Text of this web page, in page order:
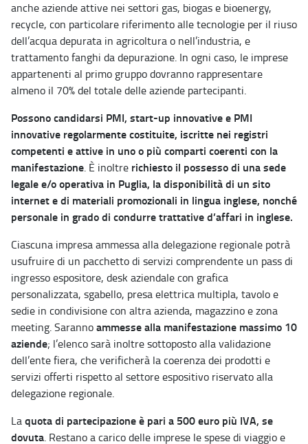
anche aziende attive nei settori gas, biogas e bioenergy,
recycle, con particolare riferimento alle tecnologie per il riuso
dell’acqua depurata in agricoltura o nell’industria, e
trattamento fanghi da depurazione. In ogni caso, le imprese
appartenenti al primo gruppo dovranno rappresentare
almeno il 70% del totale delle aziende partecipanti.
Possono candidarsi PMI, start-up innovative e PMI
innovative regolarmente costituite, iscritte nei registri
competenti e attive in uno o più comparti coerenti con la
manifestazione. È inoltre richiesto il possesso di una sede
legale e/o operativa in Puglia, la disponibilità di un sito
internet e di materiali promozionali in lingua inglese, nonché
personale in grado di condurre trattative d’affari in inglese.
Ciascuna impresa ammessa alla delegazione regionale potrà
usufruire di un pacchetto di servizi comprendente un pass di
ingresso espositore, desk aziendale con grafica
personalizzata, sgabello, presa elettrica multipla, tavolo e
sedie in condivisione con altra azienda, magazzino e zona
meeting. Sarannoammesse alla manifestazione massimo 10
aziende; l’elenco sarà inoltre sottoposto alla validazione
dell’ente fiera, che verificherà la coerenza dei prodotti e
servizi offerti rispetto al settore espositivo riservato alla
delegazione regionale.
Laquota di partecipazione è pari a 500 euro più IVA, se
dovuta. Restano a carico delle imprese le spese di viaggio e